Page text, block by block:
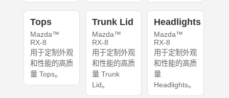
Tops
Mazda™
RX-8
用于定制外观
和性能的高质
量 Tops。
Trunk Lid
Mazda™
RX-8
用于定制外观
和性能的高质
量 Trunk
Lid。
Headlights
Mazda™
RX-8
用于定制外观
和性能的高质
量
Headlights。